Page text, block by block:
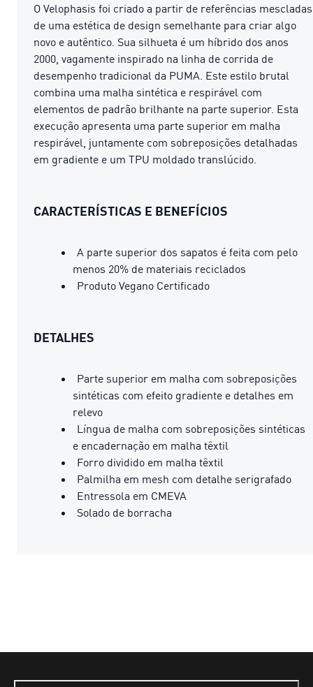
O Velophasis foi criado a partir de referências mescladas
de uma estética de design semelhante para criar algo
novo e autêntico. Sua silhueta é um híbrido dos anos
2000, vagamente inspirado na linha de corrida de
desempenho tradicional da PUMA. Este estilo brutal
combina uma malha sintética e respirável com
elementos de padrão brilhante na parte superior. Esta
execução apresenta uma parte superior em malha
respirável, juntamente com sobreposições detalhadas
em gradiente e um TPU moldado translúcido.
CARACTERÍSTICAS E BENEFÍCIOS
A parte superior dos sapatos é feita com pelo
menos 20% de materiais reciclados
Produto Vegano Certificado
DETALHES
Parte superior em malha com sobreposições
sintéticas com efeito gradiente e detalhes em
relevo
Língua de malha com sobreposições sintéticas
e encadernação em malha têxtil
Forro dividido em malha têxtil
Palmilha em mesh com detalhe serigrafado
Entressola em CMEVA
Solado de borracha